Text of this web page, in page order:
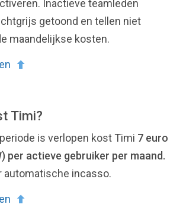
Inactieve teamleden
getoond en tellen niet
maandelijkse kosten.
Timi?
is verlopen kost Timi 7 euro
per actieve gebruiker per maand.
automatische incasso.